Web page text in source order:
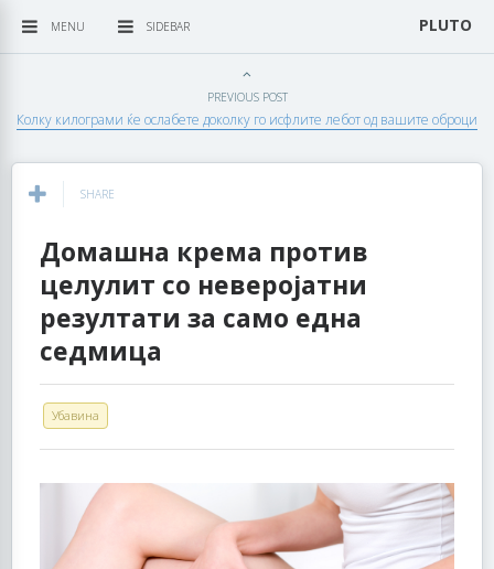
MENU SIDEBAR PLUTO
PREVIOUS POST
Колку килограми ќе ослабете доколку го исфлите лебот од вашите оброци
SHARE
Домашна крема против
целулит со неверојатни
резултати за само една
седмица
Убавина